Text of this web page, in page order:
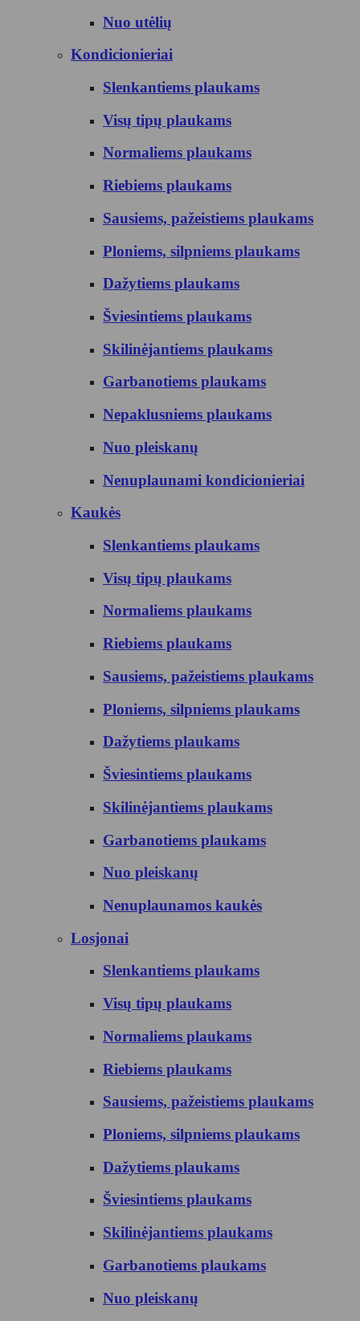
Nuo utėlių
Kondicionieriai
Slenkantiems plaukams
Visų tipų plaukams
Normaliems plaukams
Riebiems plaukams
Sausiems, pažeistiems plaukams
Ploniems, silpniems plaukams
Dažytiems plaukams
Šviesintiems plaukams
Skilinėjantiems plaukams
Garbanotiems plaukams
Nepaklusniems plaukams
Nuo pleiskanų
Nenuplaunami kondicionieriai
Kaukės
Slenkantiems plaukams
Visų tipų plaukams
Normaliems plaukams
Riebiems plaukams
Sausiems, pažeistiems plaukams
Ploniems, silpniems plaukams
Dažytiems plaukams
Šviesintiems plaukams
Skilinėjantiems plaukams
Garbanotiems plaukams
Nuo pleiskanų
Nenuplaunamos kaukės
Losjonai
Slenkantiems plaukams
Visų tipų plaukams
Normaliems plaukams
Riebiems plaukams
Sausiems, pažeistiems plaukams
Ploniems, silpniems plaukams
Dažytiems plaukams
Šviesintiems plaukams
Skilinėjantiems plaukams
Garbanotiems plaukams
Nuo pleiskanų